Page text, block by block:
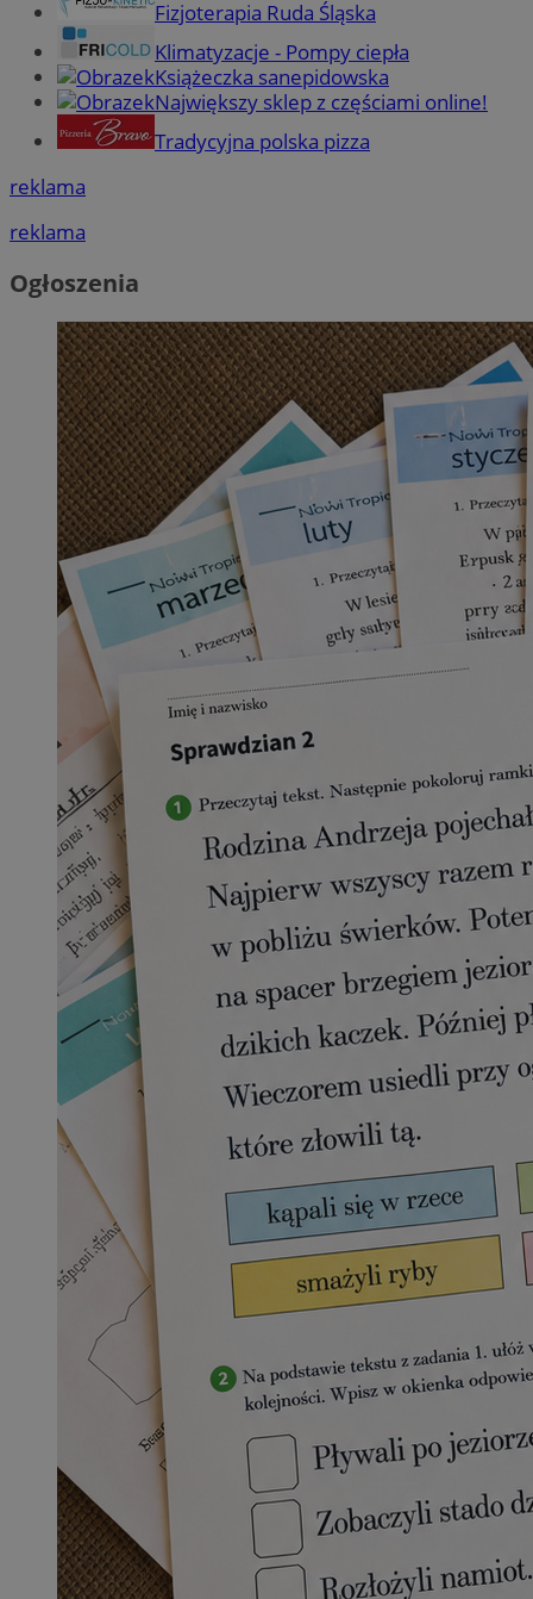
Fizjoterapia Ruda Śląska
Klimatyzacje - Pompy ciepła
Książeczka sanepidowska
Największy sklep z częściami online!
Tradycyjna polska pizza
reklama
reklama
Ogłoszenia